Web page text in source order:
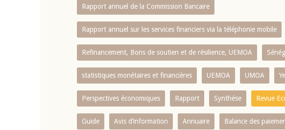
Rapport annuel de la Commission Bancaire
Rapport annuel sur les services financiers via la téléphonie mobile
Refinancement, Bons de soutien et de résilience, UEMOA
statistiques monétaires et financières UEMOA UMOA
Perspectives économiques Rapport Synthése Revue
Guide Avis d’information Annuaire Balance des